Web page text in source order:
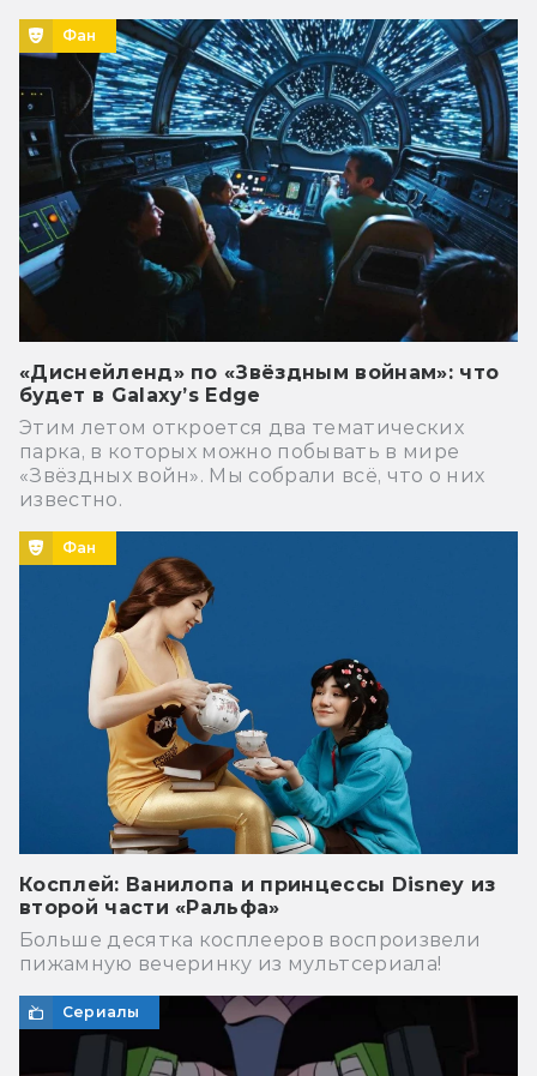
Фан
«Диснейленд» по «Звёздным войнам»: что
будет в Galaxy’s Edge
Этим летом откроется два тематических
парка, в которых можно побывать в мире
«Звёздных войн». Мы собрали всё, что о них
известно.
Фан
Косплей: Ванилопа и принцессы Disney из
второй части «Ральфа»
Больше десятка косплееров воспроизвели
пижамную вечеринку из мультсериала!
Сериалы